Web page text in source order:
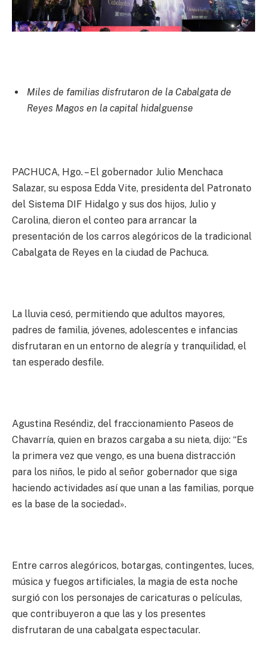
Miles de familias disfrutaron de la Cabalgata de
Reyes Magos en la capital hidalguense
PACHUCA, Hgo. – El gobernador Julio Menchaca
Salazar, su esposa Edda Vite, presidenta del Patronato
del Sistema DIF Hidalgo y sus dos hijos, Julio y
Carolina, dieron el conteo para arrancar la
presentación de los carros alegóricos de la tradicional
Cabalgata de Reyes en la ciudad de Pachuca.
La lluvia cesó, permitiendo que adultos mayores,
padres de familia, jóvenes, adolescentes e infancias
disfrutaran en un entorno de alegría y tranquilidad, el
tan esperado desfile.
Agustina Reséndiz, del fraccionamiento Paseos de
Chavarría, quien en brazos cargaba a su nieta, dijo: “Es
la primera vez que vengo, es una buena distracción
para los niños, le pido al señor gobernador que siga
haciendo actividades así que unan a las familias, porque
es la base de la sociedad».
Entre carros alegóricos, botargas, contingentes, luces,
música y fuegos artificiales, la magia de esta noche
surgió con los personajes de caricaturas o películas,
que contribuyeron a que las y los presentes
disfrutaran de una cabalgata espectacular.